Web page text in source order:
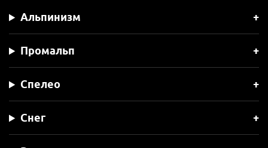
Альпинизм
Промальп
Спелео
Снег